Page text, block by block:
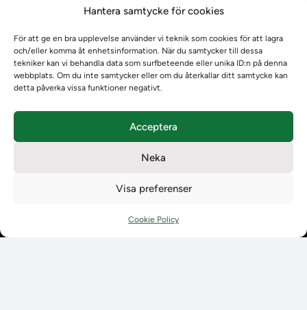
Hantera samtycke för cookies
För att ge en bra upplevelse använder vi teknik som cookies för att lagra
och/eller komma åt enhetsinformation. När du samtycker till dessa
tekniker kan vi behandla data som surfbeteende eller unika ID:n på denna
webbplats. Om du inte samtycker eller om du återkallar ditt samtycke kan
detta påverka vissa funktioner negativt.
Acceptera
Neka
Visa preferenser
Cookie Policy
Om Ladokkonsortiet
Ladokkonsortiet internationellt
Vision, strategi och produktplan
Teamens sammansättning och arbetet på Ladokkonsortiet
Användarkontakter
Policyer och dokument
Kontaktuppgifter till lärosätenas Ladoksupport
Kontaktuppgifter till Ladokkonsortiet